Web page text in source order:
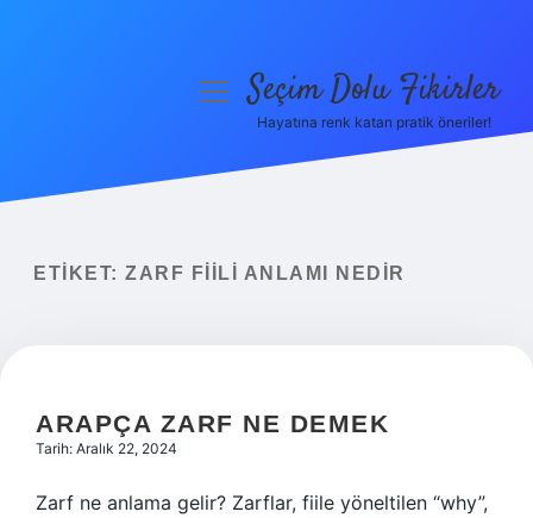
Yasal Uyarı
menüyüSeçim Dolu Fikirler
Hayatına renk katan pratik öneriler!
ETIKET: ZARF FIILI ANLAMI NEDIR
ARAPÇA ZARF NE DEMEK
Tarih: Aralık 22, 2024
Zarf ne anlama gelir? Zarflar, fiile yöneltilen “why”,